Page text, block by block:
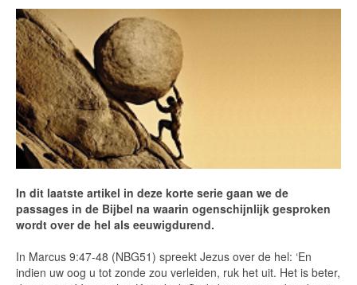
In dit laatste artikel in deze korte serie gaan we de
passages in de Bijbel na waarin ogenschijnlijk gesproken
wordt over de hel als eeuwigdurend.
In Marcus 9:47-48 (NBG51) spreekt Jezus over de hel: ‘En
indien uw oog u tot zonde zou verleiden, ruk het uit. Het is beter,